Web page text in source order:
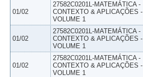
01/02
27582C0201L-MATEMÁTICA -
CONTEXTO & APLICAÇÕES -
VOLUME 1
01/02
27582C0201L-MATEMÁTICA -
CONTEXTO & APLICAÇÕES -
VOLUME 1
01/02
27582C0201L-MATEMÁTICA -
CONTEXTO & APLICAÇÕES -
VOLUME 1